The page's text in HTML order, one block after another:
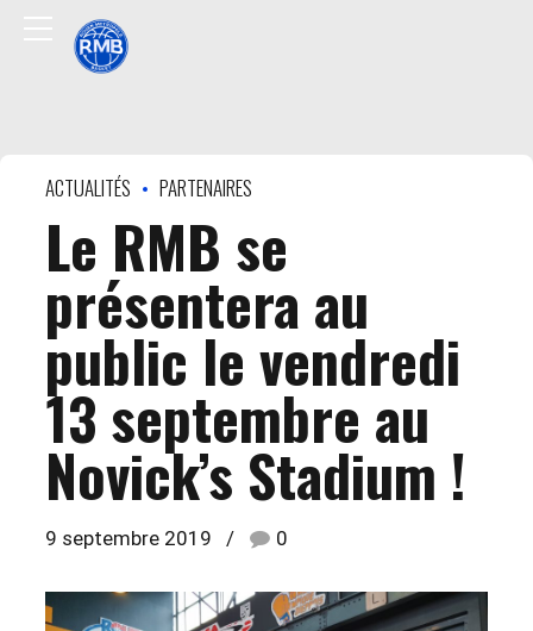
ACTUALITÉS PARTENAIRES
Le RMB se
présentera au
public le vendredi
13 septembre au
Novick’s Stadium !
9 septembre 2019 0